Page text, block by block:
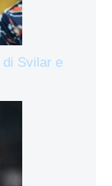
Svilar e